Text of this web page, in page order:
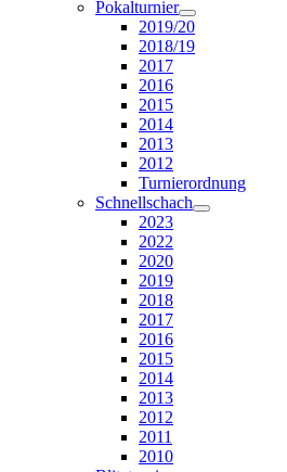
Pokalturnier
2019/20
2018/19
2017
2016
2015
2014
2013
2012
Turnierordnung
Schnellschach
2023
2022
2020
2019
2018
2017
2016
2015
2014
2013
2012
2011
2010